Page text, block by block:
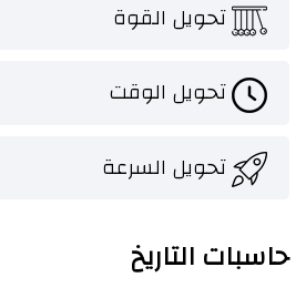
تحويل القوة
تحويل الوقت
تحويل السرعة
حاسبات التاريخ